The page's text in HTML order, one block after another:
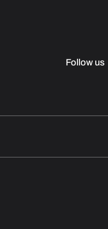
Follow us